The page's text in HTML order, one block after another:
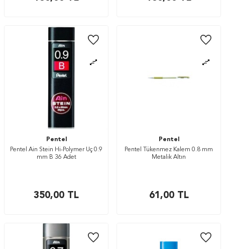
Pentel
Pentel Ain Stein Hi-Polymer Uç 0.9
mm B 36 Adet
350,00 TL
Pentel
Pentel Tükenmez Kalem 0.8 mm
Metalik Altın
61,00TL